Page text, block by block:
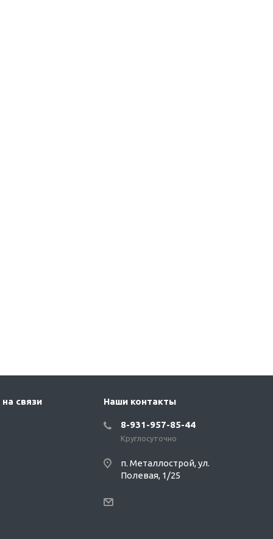
связи Наши контакты
8-931-957-85-44
Круглосуточно
п. Металлострой, ул.
Полевая, 1/25